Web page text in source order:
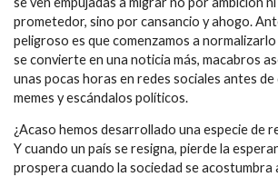
prometedor, sino por cansancio y ahogo.
peligroso es que comenzamos a
se convierte en una noticia más, macabros
unas pocas horas en redes sociales antes
memes y escándalos políticos.
¿Acaso hemos desarrollado una especie de
Y cuando un país se resigna, pierde la
prospera cuando la sociedad se acostumbra